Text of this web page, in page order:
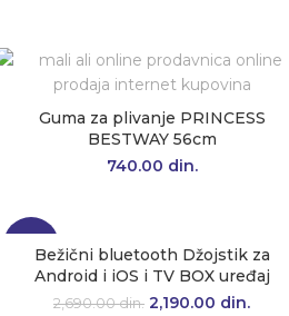
Guma za plivanje PRINCESS
BESTWAY 56cm
740.00 din.
-19%Bežični bluetooth Džojstik za
Android i iOS i TV BOX uređaj
2,690.00din.
Originalna cena je
2,190.00 din.